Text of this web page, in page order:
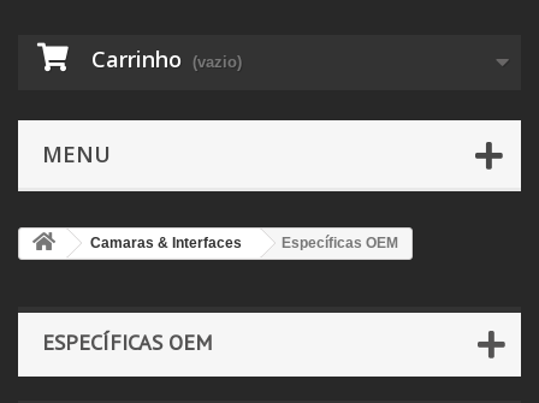
Carrinho (vazio)
MENU
Camaras & Interfaces Específicas OEM
ESPECÍFICAS OEM